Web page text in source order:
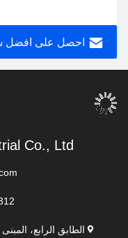
بي إس CarPlay Player
احصل على افضل
Co., Ltd
الطابق الرابع،